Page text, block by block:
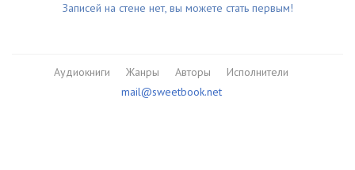
Записей на стене нет, вы можете стать первым!
Аудиокниги Жанры Авторы
Исполнители
mail@sweetbook.net